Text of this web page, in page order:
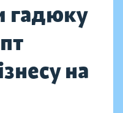
гадюку
на